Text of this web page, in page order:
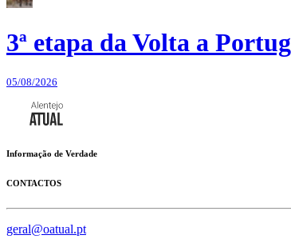
3ª etapa da Volta a
05/08/2026
Informação de Verdade
CONTACTOS
geral@oatual.pt